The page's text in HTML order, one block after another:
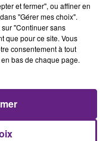
la signature
et fermer", ou affiner en
"Gérer mes choix".
"Continuer sans
que pour ce site. Vous
consentement à tout
bas de chaque page.